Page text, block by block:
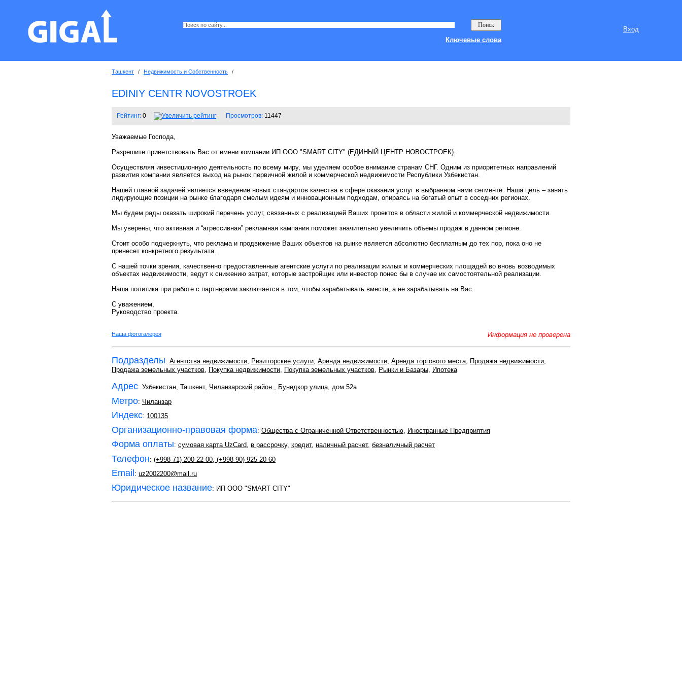
Вход
Ключевые слова
Ташкент / Недвижимость и Собственность /
EDINIY CENTR NOVOSTROEK
Рейтинг: 0 Просмотров: 11447
Уважаемые Господа,
Разрешите приветствовать Вас от имени компании ИП ООО "SMART CITY" (ЕДИНЫЙ ЦЕНТР НОВОСТРОЕК).
Осуществляя инвестиционную деятельность по всему миру, мы уделяем особое внимание странам СНГ. Одним из приоритетных направлений
развития компании является выход на рынок первичной жилой и коммерческой недвижимости Республики Узбекистан.
Нашей главной задачей является ввведение новых стандартов качества в сфере оказания услуг в выбранном нами сегменте. Наша цель – занять
лидирующие позиции на рынке благодаря смелым идеям и инновационным подходам, опираясь на богатый опыт в соседних регионах.
Мы будем рады оказать широкий перечень услуг, связанных с реализацией Ваших проектов в области жилой и коммерческой недвижимости.
Мы уверены, что активная и “агрессивная” рекламная кампания поможет значительно увеличить объемы продаж в данном регионе.
Стоит особо подчеркнуть, что реклама и продвижение Ваших объектов на рынке является абсолютно бесплатным до тех пор, пока оно не
принесет конкретного результата.
С нашей точки зрения, качественно предоставленные агентские услуги по реализации жилых и коммерческих площадей во вновь возводимых
объектах недвижимости, ведут к снижению затрат, которые застройщик или инвестор понес бы в случае их самостоятельной реализации.
Наша политика при работе с партнерами заключается в том, чтобы зарабатывать вместе, а не зарабатывать на Вас.
С уважением,
Руководство проекта.
Наша фотогалерея Информация не проверена
Подразделы: Агентства недвижимости, Риэлторские услуги, Аренда недвижимости, Аренда торгового места, Продажа недвижимости,
Продажа земельных участков, Покупка недвижимости, Покупка земельных участков, Рынки и Базары, Ипотека
Адрес: Узбекистан, Ташкент, Чиланзарский район , Бунедкор улица, дом 52а
Метро: Чиланзар
Индекс: 100135
Организационно-правовая форма: Общества с Ограниченной Ответственностью Иностранные Предприятия
Форма оплаты: сумовая карта UzCard, в рассрочку, кредит, наличный расчет, безналичный расчет
Телефон: (+998 71) 200 22 00 (+998 90) 925 20 60
Email : uz2002200@mail.ru
Юридическое название: ИП ООО "SMART CITY"